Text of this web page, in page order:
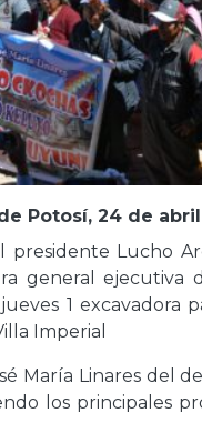
Potosí, 24 de
presidente Lucho
general ejecutiva
1
Imperial
María Linares del
los principales